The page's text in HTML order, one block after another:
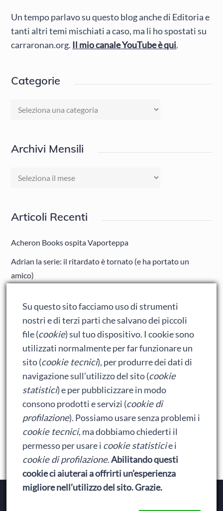
Un tempo parlavo su questo blog anche di Editoria e
tanti altri temi mischiati a caso, ma li ho spostati su
carraronan.org. Il mio canale YouTube è qui.
Categorie
Categorie
Archivi Mensili
Archivi
Articoli Recenti
Acheron Books ospita Vaporteppa
Adrian la serie: il ritardato è tornato (e ha portato un
amico)
Ralph spacca Internet: analisi del film
Bumblebee: un buon film dei Transformers
Meta
Accedi
Feed dei contenuti
Feed dei commenti
WordPress.org
Su questo sito facciamo uso di strumenti
nostri e di terzi parti che salvano dei piccoli
file (cookie) sul tuo dispositivo. I cookie sono
utilizzati normalmente per far funzionare un
sito (cookie tecnici), per produrre dei dati di
navigazione sull’utilizzo del sito (cookie
statistici) e per pubblicizzare in modo
consono prodotti e servizi (cookie di
profilazione). Possiamo usare senza problemi i
cookie tecnici, ma dobbiamo chiederti il
permesso per usare i cookie statisticie i
cookie di profilazione.Abilitando questi
cookie ci aiuterai a offrirti un’esperienza
migliore nell’utilizzo del sito. Grazie.